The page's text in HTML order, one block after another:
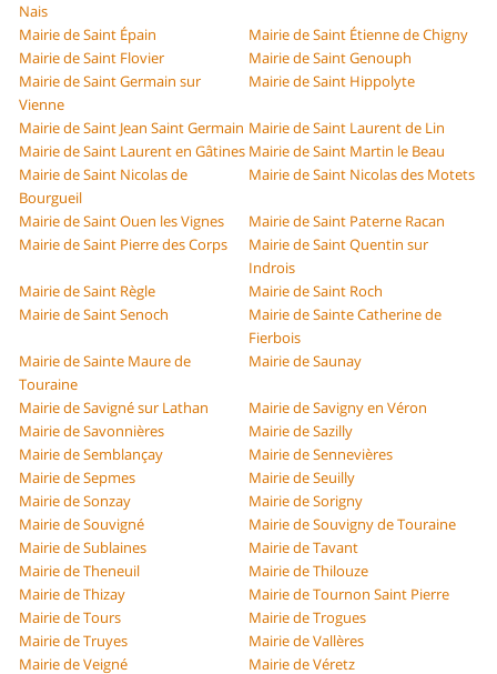
Nais
Mairie de Saint Épain
Mairie de Saint Étienne de Chigny
Mairie de Saint Flovier
Mairie de Saint Genouph
Mairie de Saint Germain sur
Vienne
Mairie de Saint Hippolyte
Mairie de Saint Jean Saint Germain Mairie de Saint Laurent de Lin
Mairie de Saint Laurent en Gâtines Mairie de Saint Martin le Beau
Mairie de Saint Nicolas de
Bourgueil
Mairie de Saint Nicolas des Motets
Mairie de Saint Ouen les Vignes
Mairie de Saint Paterne Racan
Mairie de Saint Pierre des Corps
Mairie de Saint Quentin sur
Indrois
Mairie de Saint Règle
Mairie de Saint Roch
Mairie de Saint Senoch
Mairie de Sainte Catherine de
Fierbois
Mairie de Sainte Maure de
Touraine
Mairie de Saunay
Mairie de Savigné sur Lathan
Mairie de Savigny en Véron
Mairie de Savonnières
Mairie de Sazilly
Mairie de Semblançay
Mairie de Sennevières
Mairie de Sepmes
Mairie de Seuilly
Mairie de Sonzay
Mairie de Sorigny
Mairie de Souvigné
Mairie de Souvigny de Touraine
Mairie de Sublaines
Mairie de Tavant
Mairie de Theneuil
Mairie de Thilouze
Mairie de Thizay
Mairie de Tournon Saint Pierre
Mairie de Tours
Mairie de Trogues
Mairie de Truyes
Mairie de Vallères
Mairie de Veigné
Mairie de Véretz